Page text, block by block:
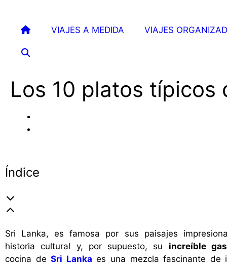
VIAJES A MEDIDA VIAJES
Los 10 platos típicos
Índice
Sri Lanka, es famosa por sus paisajes
historia cultural y, por supuesto, su increíble
cocina deSri Lanka es una mezcla fascinante de